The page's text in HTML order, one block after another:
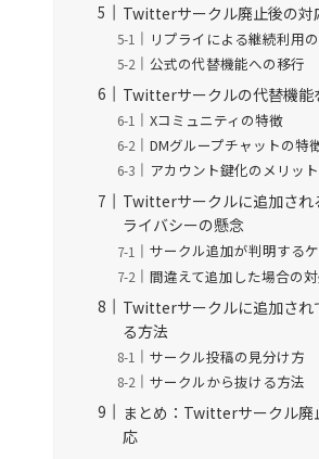
Twitterサークル廃止後の対
リプライによる継続利用
公式の代替機能への移行
Twitterサークルの代替機能
Xコミュニティの特徴
DMグループチャットの特
アカウント鍵化のメリッ
Twitterサークルに追加され
ライバシーの懸念
サークル追加が判明する
間違えて追加した場合の
Twitterサークルに追加され
る方法
サークル投稿の見分け方
サークルから抜ける方法
まとめ：Twitterサークル廃
応